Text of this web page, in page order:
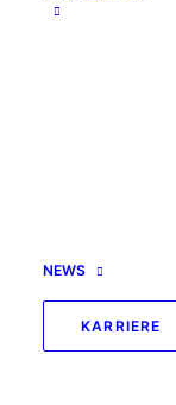
NEWS
KARRIERE
Sonstiges